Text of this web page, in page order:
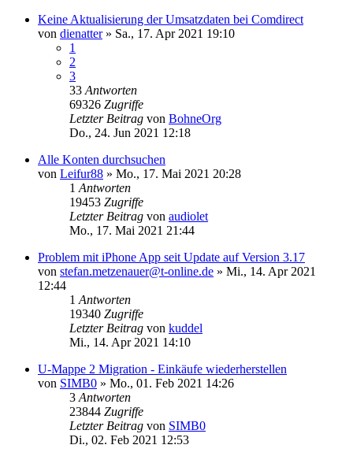
Keine Aktualisierung der Umsatzdaten bei Comdirect
von dienatter» Sa., 17. Apr 2021 19:10
1
2
3
33 Antworten
69326 Zugriffe
Letzter Beitrag von BohneOrg
Do., 24. Jun 2021 12:18
Alle Konten durchsuchen
von Leifur88 » Mo., 17. Mai 2021 20:28
1 Antworten
19453 Zugriffe
Letzter Beitrag von audiolet
Mo., 17. Mai 2021 21:44
Problem mit iPhone App seit Update auf Version 3.17
von stefan.metzenauer@t-online.de » Mi., 14. Apr 2021
12:44
1 Antworten
19340 Zugriffe
Letzter Beitrag von kuddel
Mi., 14. Apr 2021 14:10
U-Mappe 2 Migration - Einkäufe wiederherstellen
von SIMB0 » Mo., 01. Feb 2021 14:26
3 Antworten
23844 Zugriffe
Letzter Beitrag von SIMB0
Di., 02. Feb 2021 12:53